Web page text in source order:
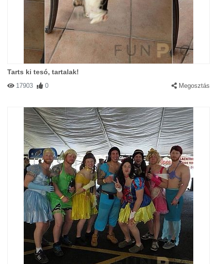
Tarts ki tesó, tartalak!
17903 0 Megosztás